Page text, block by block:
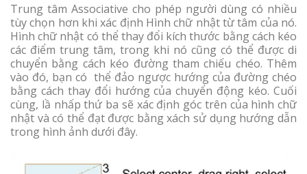
Trung tâm Associative cho phép người dùng có nhiều
tùy chọn hơn khi xác định Hình chữ nhật từ tâm của nó.
Hình chữ nhật có thể thay đổi kích thước bằng cách kéo
các điểm trung tâm, trong khi nó cũng có thể được di
chuyển bằng cách kéo đường tham chiếu chéo. Thêm
vào đó, bạn có thể đảo ngược hướng của đường chéo
bằng cách thay đổi hướng của chuyển động kéo. Cuối
cùng, lầ nhấp thứ ba sẽ xác định góc trên của hình chữ
nhật và có thể đạt được bằng xách sử dụng hướng dẫn
trong hình ảnh dưới đây.